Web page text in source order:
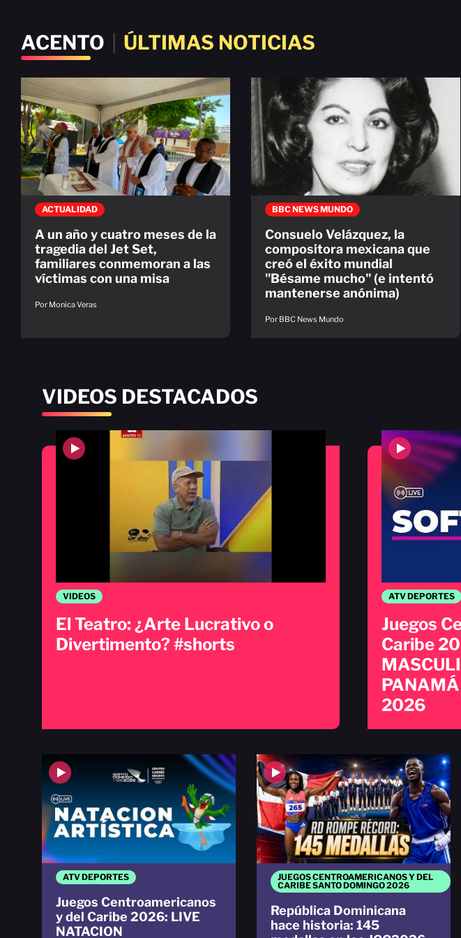
ACENTO ÚLTIMAS NOTICIAS
ACTUALIDAD
A un año y cuatro meses de la
tragedia del Jet Set,
familiares conmemoran a las
víctimas con una misa
Por Monica Veras
BBC NEWS MUNDO
Consuelo Velázquez, la
compositora mexicana que
creó el éxito mundial
"Bésame mucho" (e intentó
mantenerse anónima)
Por BBC News Mundo
VIDEOS DESTACADOS
VIDEOS
El Teatro: ¿Arte Lucrativo o
Divertimento? #shorts
ATV DEPORTES
Juegos
Caribe
2026
ATV DEPORTES
Juegos Centroamericanos
y del Caribe 2026: LIVE
NATACION
JUEGOS CENTROAMERICANOS Y DEL
CARIBE SANTO DOMINGO 2026
República Dominicana
hace historia: 145